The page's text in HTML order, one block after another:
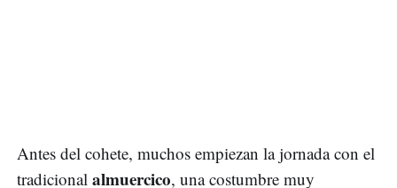
Antes del cohete, muchos empiezan la jornada con el
tradicional almuercico, una costumbre muy